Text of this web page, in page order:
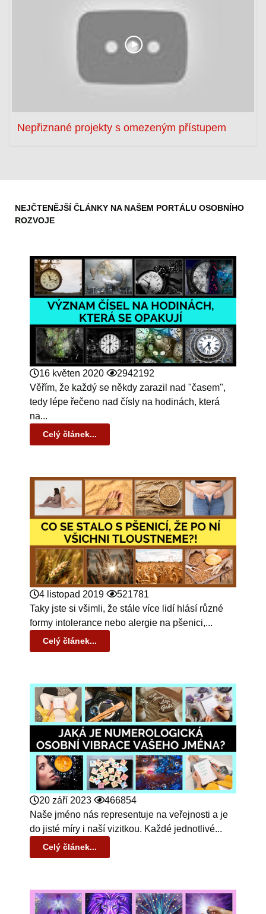
Nepřiznané projekty s omezeným přístupem
NEJČTENĚJŠÍ ČLÁNKY NA NAŠEM PORTÁLU OSOBNÍHO
ROZVOJE
16 květen 2020
2942192
Věřím, že každý se někdy zarazil nad "časem",
tedy lépe řečeno nad čísly na hodinách, která
na...
Celý článek...
4 listopad 2019
521781
Taky jste si všimli, že stále více lidí hlásí různé
formy intolerance nebo alergie na pšenici,...
Celý článek...
20 září 2023
466854
Naše jméno nás representuje na veřejnosti a je
do jisté míry i naší vizitkou. Každé jednotlivé...
Celý článek...